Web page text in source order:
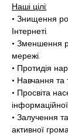
Наші цілі:
• Знищення
Інтернеті.
• Зменшення
мережі.
• Протидія
• Навчання та
• Просвіта
інформаційної
• Залучення
активної